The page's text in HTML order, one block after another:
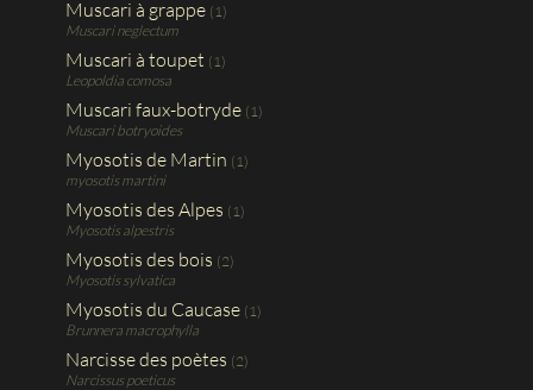
Muscari à grappe (1)
Muscari neglectum
Muscari à toupet (1)
Leopoldia comosa
Muscari faux-botryde (1)
Muscari botryoides
Myosotis de Martin (1)
myosotis martini
Myosotis des Alpes (1)
Myosotis alpestris
Myosotis des bois (2)
Myosotis sylvatica
Myosotis du Caucase (1)
Brunnera macrophylla
Narcisse des poètes (2)
Narcissus poeticus